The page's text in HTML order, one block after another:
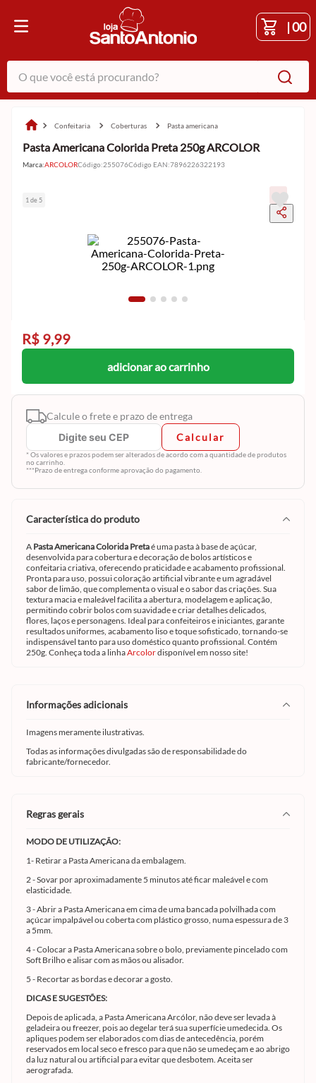
|00
O que você está procurando?
confeitaria coberturas pasta americana
Pasta Americana Colorida Preta 250g ARCOLOR
Marca:ARCOLORCódigo:255076Código EAN:7896226322193
1 de 5
R$ 9,99
adicionar ao carrinho
Calcule o frete e prazo de entrega
Calcular
* Os valores e prazos podem ser alterados de acordo com a quantidade de produtos
no carrinho.
***Prazo de entrega conforme aprovação do pagamento.
característica do produto
A Pasta Americana Colorida Pretaé uma pasta à base de açúcar,
desenvolvida para cobertura e decoração de bolos artísticos e
confeitaria criativa, oferecendo praticidade e acabamento profissional.
Pronta para uso, possui coloração artificial vibrante e um agradável
sabor de limão, que complementa o visual e o sabor das criações. Sua
textura macia e maleável facilita a abertura, modelagem e aplicação,
permitindo cobrir bolos com suavidade e criar detalhes delicados,
flores, laços e personagens. Ideal para confeiteiros e iniciantes, garante
resultados uniformes, acabamento liso e toque sofisticado, tornando-se
indispensável tanto para uso doméstico quanto profissional. Contém
250g. Conheça toda a linhaArcolordisponível em nosso site!
informações adicionais
Imagens meramente ilustrativas.
Todas as informações divulgadas são de responsabilidade do
fabricante/fornecedor.
regras gerais
MODO DE UTILIZAÇÃO:
1- Retirar a Pasta Americana da embalagem.
2 - Sovar por aproximadamente 5 minutos até ficar maleável e com
elasticidade.
3 - Abrir a Pasta Americana em cima de uma bancada polvilhada com
açúcar impalpável ou coberta com plástico grosso, numa espessura de 3
a 5mm.
4 - Colocar a Pasta Americana sobre o bolo, previamente pincelado com
Soft Brilho e alisar com as mãos ou alisador.
5 - Recortar as bordas e decorar a gosto.
DICAS E SUGESTÕES:
Depois de aplicada, a Pasta Americana Arcólor, não deve ser levada à
geladeira ou freezer, pois ao degelar terá sua superfície umedecida. Os
apliques podem ser elaborados com dias de antecedência, porém
reservados em local seco e fresco para que não se umedeçam e ao abrigo
da luz natural ou artificial para evitar que desbotem. Aceita ser
aerografada.